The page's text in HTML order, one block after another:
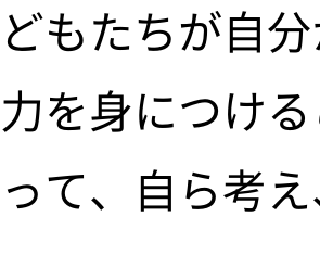
どもたちが自
力を身につけ
って、自ら考